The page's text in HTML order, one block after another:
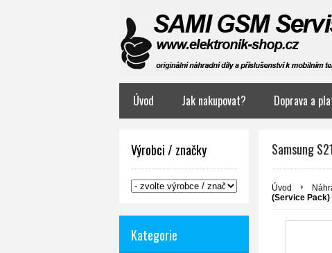
Úvod Jak nakupovat? Doprava a
Výrobci / značky
Kategorie
Samsung
Úvod
(Service Pack)